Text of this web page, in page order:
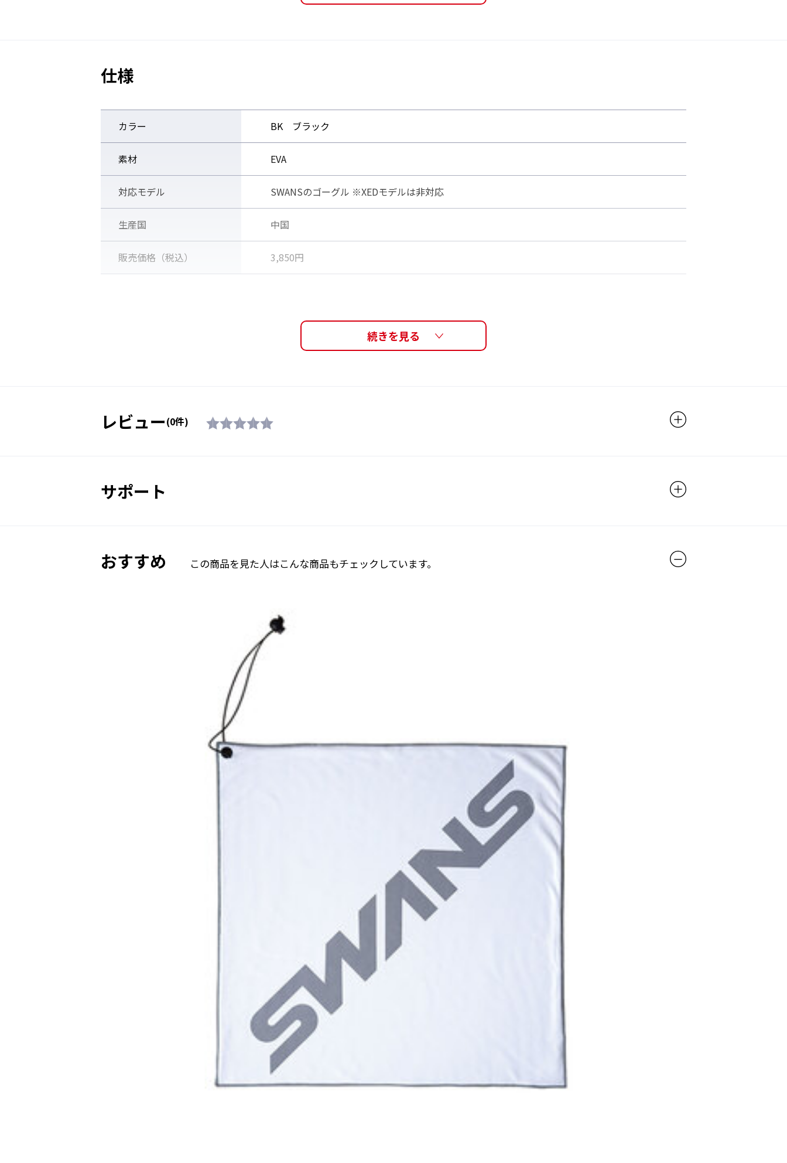
仕様
カラー BK ブラック
素材 EVA
対応モデル SWANSのゴーグル ※XEDモデルは非対応
生産国 中国
販売価格（税込） 3,850円
レビュー(0件)
サポート
おすすめ この商品を見た人はこんな商品もチェックしています。